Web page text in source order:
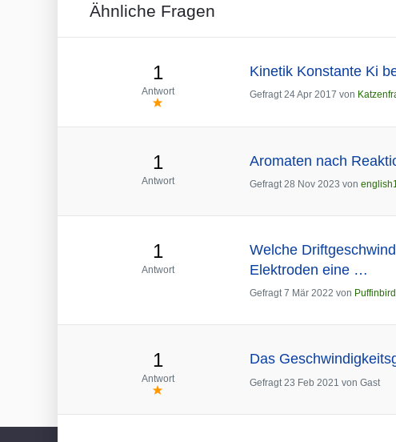
Ähnliche Fragen
1
Antwort
Kinetik Konstante Ki
Gefragt 24 Apr 2017 von
1
Antwort
Aromaten nach
Gefragt 28 Nov 2023 von
1
Antwort
Welche
Elektroden eine …
Gefragt 7 Mär 2022 von
1
Antwort
Das
Gefragt 23 Feb 2021 von Gast